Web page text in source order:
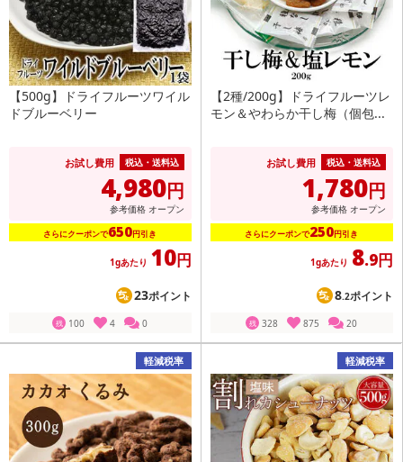
【500g】ドライフルーツワイル
ドブルーベリー
お試し費用 税込・送料込
4,980円
参考価格 オープン
さらにクーポンで650円引き
1gあたり 10円
23ポイント
残 100 4 0
【2種/200g】ドライフルーツレ
モン＆やわらか干し梅（個包...
お試し費用 税込・送料込
1,780円
参考価格 オープン
さらにクーポンで250円引き
1gあたり 8.9円
8.2ポイント
残 328 875 20
軽減税率 軽減税率